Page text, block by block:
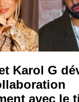
Karol G
avec le